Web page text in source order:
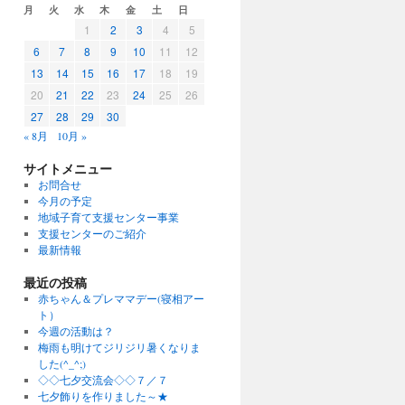
月 火 水 木 金 土 日
1 2 3 4
5
6
7 8 9 10 11
12
13
14 15 16 17 18
19
20
21 22 23 24 25
26
27
28 29 30
« 8月 10月 »
サイトメニュー
お問合せ
今月の予定
地域子育て支援センター事業
支援センターのご紹介
最新情報
最近の投稿
赤ちゃん＆プレママデー(寝相アー
ト）
今週の活動は？
梅雨も明けてジリジリ暑くなりま
した(^_^;)
◇◇七夕交流会◇◇７／７
七夕飾りを作りました～★